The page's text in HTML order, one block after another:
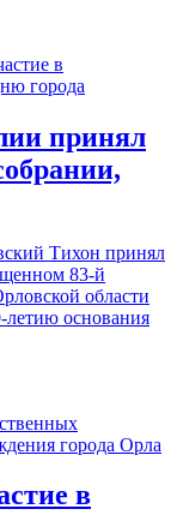
принял
Тихон принял
83-й
области
летию основания
в